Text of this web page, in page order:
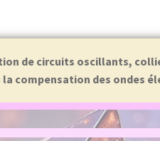
de circuits oscillants,
la compensation des ondes